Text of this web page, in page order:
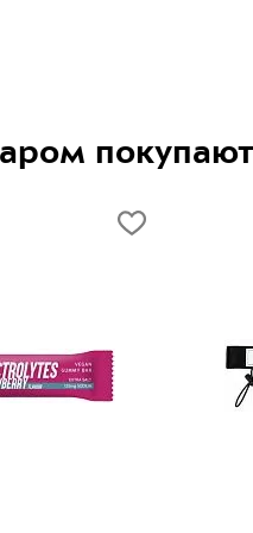
покупают